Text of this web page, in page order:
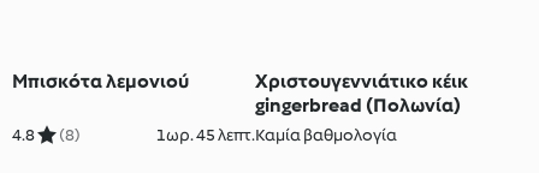
Μπισκότα λεμονιού
4.8 (8) 1ωρ. 45 λεπτ.
Χριστουγεννιάτικο κέικ
gingerbread (Πολωνία)
Καμία βαθμολογία